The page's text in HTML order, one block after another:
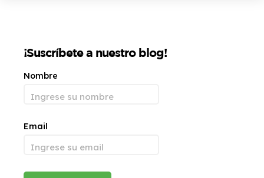
¡Suscríbete a nuestro blog!
Nombre
Email